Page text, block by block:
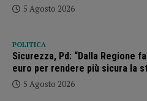
5 Agosto 2026
POLITICA
Sicurezza, Pd: “Dalla Regione
euro per rendere più sicura la
5 Agosto 2026